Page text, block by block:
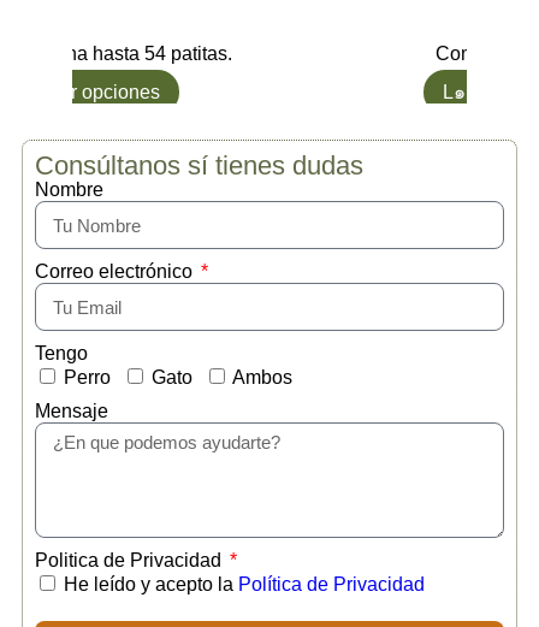
Gana hasta 54 patitas.
Ver opciones
Compra y
L๑ Quiero
Consúltanos sí tienes dudas
Nombre
Correo electrónico
Tengo
Perro
Gato
Ambos
Mensaje
Politica de Privacidad
He leído y acepto la Política de Privacidad